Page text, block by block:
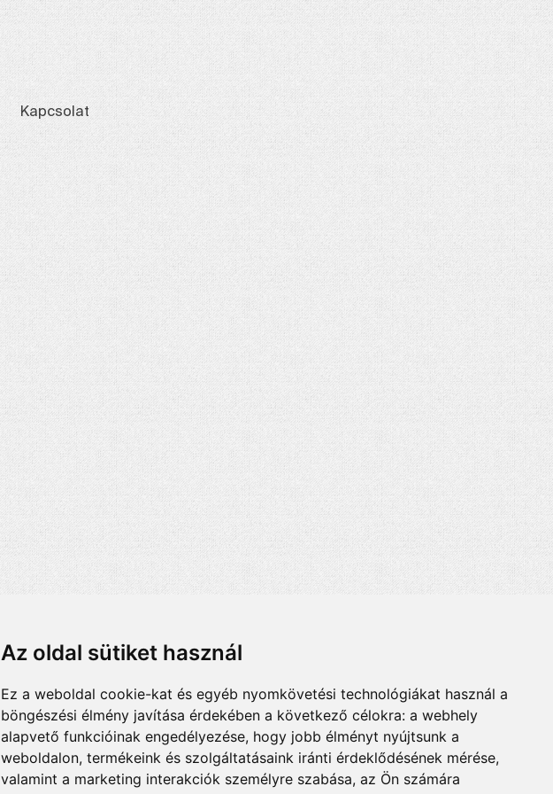
Az oldal sütiket használ
Ez a weboldal cookie-kat és egyéb nyomkövetési technológiákat használ a
böngészési élmény javítása érdekében a következő célokra: a webhely
alapvető funkcióinak engedélyezése, hogy jobb élményt nyújtsunk a
weboldalon, termékeink és szolgáltatásaink iránti érdeklődésének mérése,
valamint a marketing interakciók személyre szabása, az Ön számára
Kapcsolat